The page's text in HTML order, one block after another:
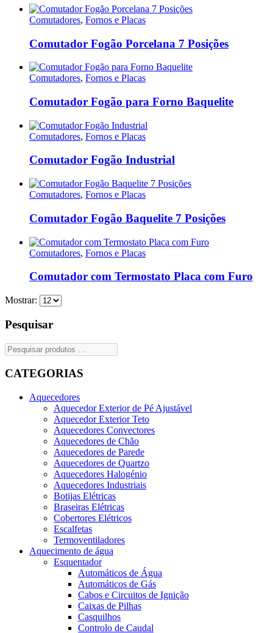
Comutadores, Fornos e Placas
Comutador Fogão Porcelana 7 Posições
Comutadores, Fornos e Placas
Comutador Fogão para Forno Baquelite
Comutadores, Fornos e Placas
Comutador Fogão Industrial
Comutadores, Fornos e Placas
Comutador Fogão Baquelite 7 Posições
Comutadores, Fornos e Placas
Comutador com Termostato Placa com Furo
Mostrar:
Pesquisar
CATEGORIAS
Aquecedores
Aquecedor Exterior de Pé Ajustável
Aquecedor Exterior Teto
Aquecedores Convectores
Aquecedores de Chão
Aquecedores de Parede
Aquecedores de Quartzo
Aquecedores Halogénio
Aquecedores Industriais
Botijas Elétricas
Braseiras Elétricas
Cobertores Elétricos
Escalfetas
Termoventiladores
Aquecimento de água
Esquentador
Automáticos de Água
Automáticos de Gás
Cabos e Circuitos de Ignição
Caixas de Pilhas
Casquilhos
Controlo de Caudal